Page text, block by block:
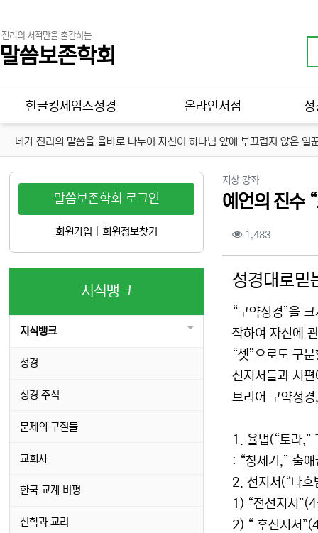
진리의 서적만을 출간하는
말씀보존학회
메인 메뉴
한글킹제임스성경 온라인서점 성
네가 진리의 말씀을 올바로 나누어 자신이 하나님 앞에 부끄럽지 않은
지상 강좌분류
예언의 진수
컨텐츠 정보
1,483조회
성경대로믿
“구약성경”을
작하여 자신에
“셋”으로도 구
선지서들과 시
브리어 구약성
1. 율법(“토라
: “창세기,” 출
2. 선지서(“나
1) “전선지서
2) “ 후선지서
말씀보존학회 로그인
회원가입 회원정보찾기
지식뱅크
지식뱅크
성경
성경 주석
문제의 구절들
교회사
한국 교계 비평
신학과 교리